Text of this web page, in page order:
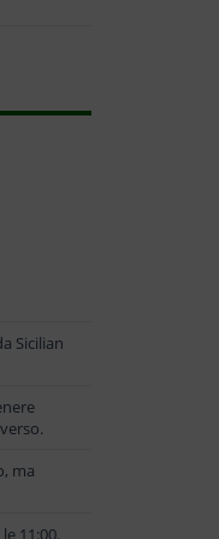
Sicilian
ma
11:00.